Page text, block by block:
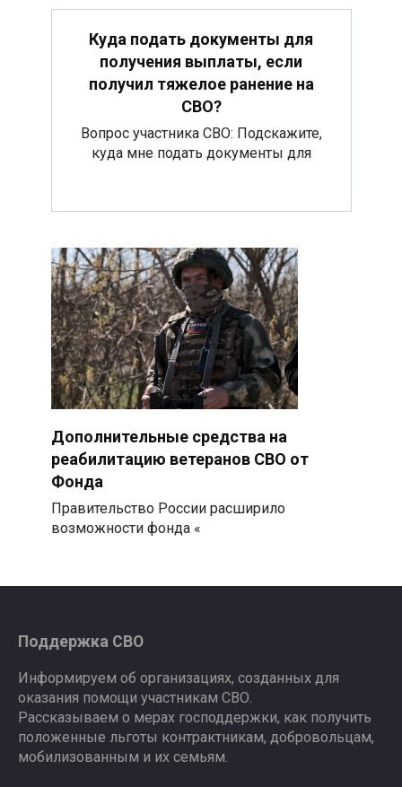
Куда подать документы для
получения выплаты, если
получил тяжелое ранение на
СВО?
Вопрос участника СВО: Подскажите,
куда мне подать документы для
Дополнительные средства на
реабилитацию ветеранов СВО от
Фонда
Правительство России расширило
возможности фонда «
Поддержка СВО
Информируем об организациях, созданных для
оказания помощи участникам СВО.
Рассказываем о мерах господдержки, как получить
положенные льготы контрактникам, добровольцам,
мобилизованным и их семьям.